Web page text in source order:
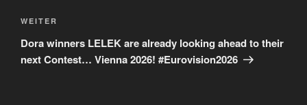
Nächster
Beitrag
WEITER
Dora winners LELEK are already looking ahead to their
next Contest… Vienna 2026! #Eurovision2026